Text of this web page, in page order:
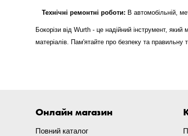
Технічні ремонтні роботи: В автомобільній,
Бокорізи від Wurth - це надійний інструмент,
матеріалів. Пам'ятайте про безпеку та правильну
Онлайн магазин
Повний каталог